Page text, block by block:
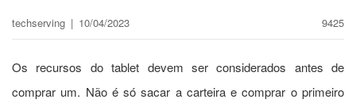
techserving | 10/04/2023 9425
Os recursos do tablet devem ser considerados antes de
comprar um. Não é só sacar a carteira e comprar o primeiro